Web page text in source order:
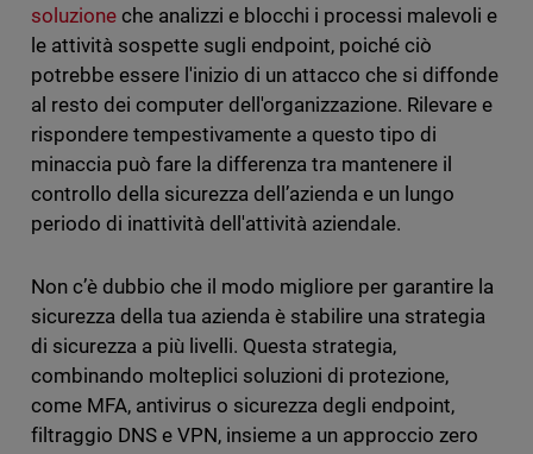
soluzioneche analizzi e blocchi i processi malevoli e
le attività sospette sugli endpoint, poiché ciò
potrebbe essere l'inizio di un attacco che si diffonde
al resto dei computer dell'organizzazione. Rilevare e
rispondere tempestivamente a questo tipo di
minaccia può fare la differenza tra mantenere il
controllo della sicurezza dell’azienda e un lungo
periodo di inattività dell'attività aziendale.
Non c’è dubbio che il modo migliore per garantire la
sicurezza della tua azienda è stabilire una strategia
di sicurezza a più livelli. Questa strategia,
combinando molteplici soluzioni di protezione,
come MFA, antivirus o sicurezza degli endpoint,
filtraggio DNS e VPN, insieme a un approccio zero